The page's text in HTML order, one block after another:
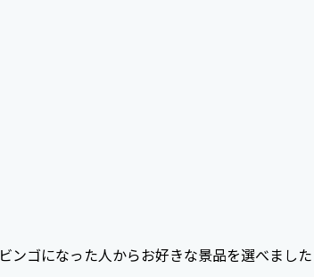
ビンゴになった人からお好きな景品を選べまし